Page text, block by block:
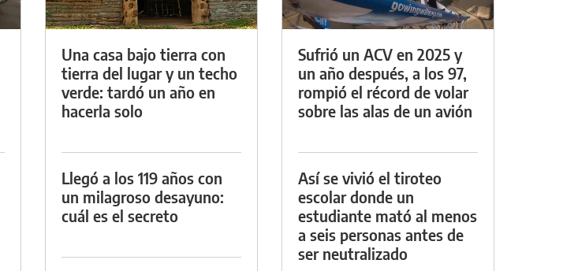
Una casa bajo tierra con
tierra del lugar y un techo
verde: tardó un año en
hacerla solo
Llegó a los 119 años con
un milagroso desayuno:
cuál es el secreto
Sufrió un ACV en 2025 y
un año después, a los 97,
rompió el récord de volar
sobre las alas de un avión
Así se vivió el tiroteo
escolar donde un
estudiante mató al menos
a seis personas antes de
ser neutralizado